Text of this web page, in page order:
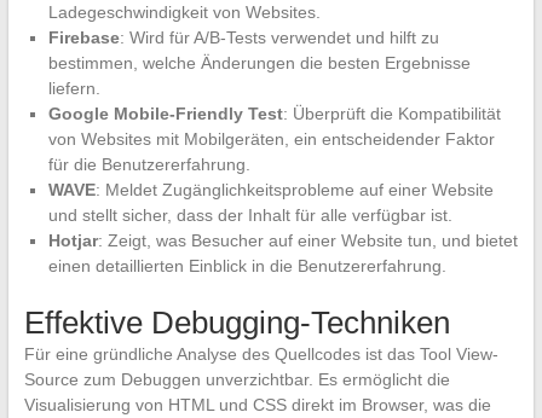
Ladegeschwindigkeit von Websites.
Firebase: Wird für A/B-Tests verwendet und hilft zu
bestimmen, welche Änderungen die besten Ergebnisse
liefern.
Google Mobile-Friendly Test: Überprüft die Kompatibilität
von Websites mit Mobilgeräten, ein entscheidender Faktor
für die Benutzererfahrung.
WAVE: Meldet Zugänglichkeitsprobleme auf einer Website
und stellt sicher, dass der Inhalt für alle verfügbar ist.
Hotjar: Zeigt, was Besucher auf einer Website tun, und bietet
einen detaillierten Einblick in die Benutzererfahrung.
Effektive Debugging-Techniken
Für eine gründliche Analyse des Quellcodes ist das Tool View-
Source zum Debuggen unverzichtbar. Es ermöglicht die
Visualisierung von HTML und CSS direkt im Browser, was die